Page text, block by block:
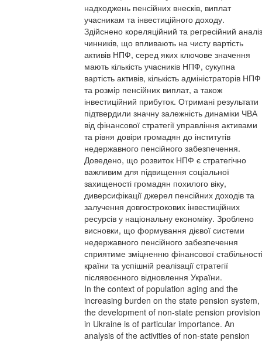
надходжень пенсійних внесків, виплат
учасникам та інвестиційного доходу.
Здійснено кореляційний та регресійний аналіз
чинників, що впливають на чисту вартість
активів НПФ, серед яких ключове значення
мають кількість учасників НПФ, сукупна
вартість активів, кількість адміністраторів НПФ
та розмір пенсійних виплат, а також
інвестиційний прибуток. Отримані результати
підтвердили значну залежність динаміки ЧВА
від фінансової стратегії управління активами
та рівня довіри громадян до інститутів
недержавного пенсійного забезпечення.
Доведено, що розвиток НПФ є стратегічно
важливим для підвищення соціальної
захищеності громадян похилого віку,
диверсифікації джерел пенсійних доходів та
залучення довгострокових інвестиційних
ресурсів у національну економіку. Зроблено
висновки, що формування дієвої системи
недержавного пенсійного забезпечення
сприятиме зміцненню фінансової стабільності
країни та успішній реалізації стратегії
післявоєнного відновлення України.
In the context of population aging and the
increasing burden on the state pension system,
the development of non-state pension provision
in Ukraine is of particular importance. An
analysis of the activities of non-state pension